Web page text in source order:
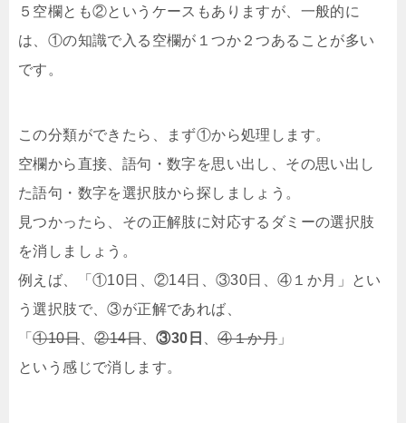
５空欄とも②というケースもありますが、一般的に
は、①の知識で入る空欄が１つか２つあることが多い
です。
この分類ができたら、まず①から処理します。
空欄から直接、語句・数字を思い出し、その思い出し
た語句・数字を選択肢から探しましょう。
見つかったら、その正解肢に対応するダミーの選択肢
を消しましょう。
例えば、「①10日、②14日、③30日、④１か月」とい
う選択肢で、③が正解であれば、
「①10日 、②14日 、③30日 、④１か月 」
という感じで消します。